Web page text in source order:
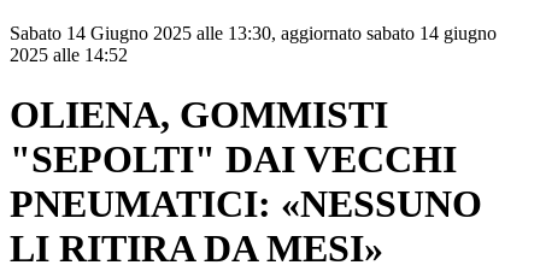
Sabato 14 Giugno 2025 alle 13:30, aggiornato sabato 14 giugno
2025 alle 14:52
OLIENA, GOMMISTI
"SEPOLTI" DAI VECCHI
PNEUMATICI: «NESSUNO
LI RITIRA DA MESI»